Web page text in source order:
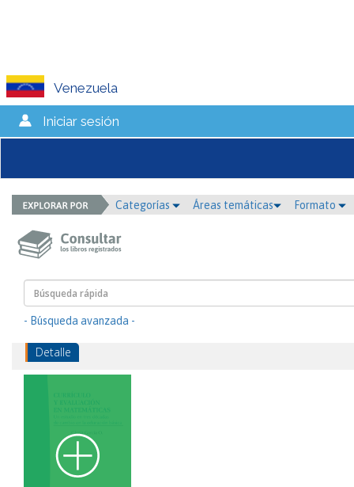
Venezuela
Iniciar sesión
Categorías Áreas temáticas Formato
- Búsqueda avanzada -
Detalle